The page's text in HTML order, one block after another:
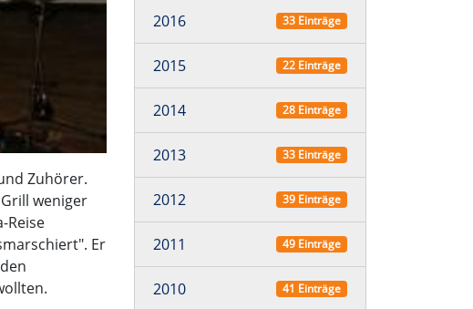
Zuhörer.
weniger
Reise
Er
2016 33 Einträge
2015 22 Einträge
2014 28 Einträge
2013 33 Einträge
2012 39 Einträge
2011 49 Einträge
2010 41 Einträge